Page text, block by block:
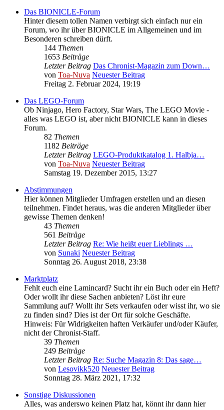
Das BIONICLE-Forum
Hinter diesem tollen Namen verbirgt sich einfach nur ein
Forum, wo ihr über BIONICLE im Allgemeinen und im
Besonderen schreiben dürft.
144 Themen
1653 Beiträge
Letzter Beitrag Das Chronist-Magazin zum Down…
von Toa-Nuva Neuester Beitrag
Freitag 2. Februar 2024, 19:19
Das LEGO-Forum
Ob Ninjago, Hero Factory, Star Wars, The LEGO Movie -
alles was LEGO ist, aber nicht BIONICLE kann in dieses
Forum.
82 Themen
1182 Beiträge
Letzter Beitrag LEGO-Produktkatalog 1. Halbja…
von Toa-Nuva Neuester Beitrag
Samstag 19. Dezember 2015, 13:27
Abstimmungen
Hier können Mitglieder Umfragen erstellen und an diesen
teilnehmen. Findet heraus, was die anderen Mitglieder über
gewisse Themen denken!
43 Themen
561 Beiträge
Letzter Beitrag Re: Wie heißt euer Lieblings …
von Sunaki Neuester Beitrag
Sonntag 26. August 2018, 23:38
Marktplatz
Fehlt euch eine Lamincard? Sucht ihr ein Buch oder ein Heft?
Oder wollt ihr diese Sachen anbieten? Löst ihr eure
Sammlung auf? Wollt ihr Sets verkaufen oder wisst ihr, wo sie
zu finden sind? Dies ist der Ort für solche Geschäfte.
Hinweis: Für Widrigkeiten haften Verkäufer und/oder Käufer,
nicht der Chronist-Staff.
39 Themen
249 Beiträge
Letzter Beitrag Re: Suche Magazin 8: Das sage…
von Lesovikk520 Neuester Beitrag
Sonntag 28. März 2021, 17:32
Sonstige Diskussionen
Alles, was anderswo keinen Platz hat, könnt ihr dann hier